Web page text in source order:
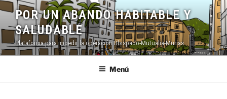
Saltar
contenido
POR UN ABANDO HABITABLE Y
SALUDABLE
Plataforma para impedir la operación Obispado-Mutualia-Murias
Menú